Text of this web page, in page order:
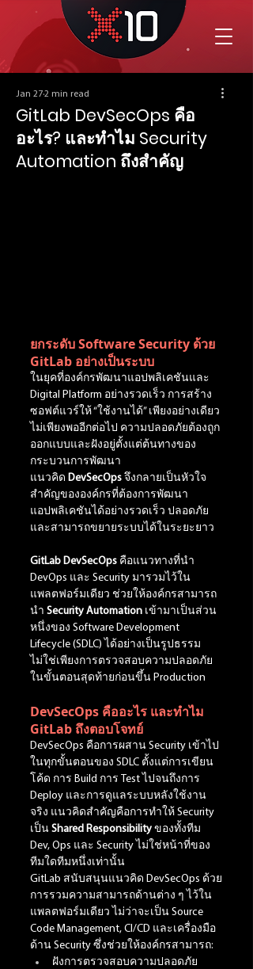
GitLab DevSecOps คือ
อะไร? และทำไม Security
Automation ถึงสำคัญ
Jan 272 min read
ยกระดับ Software Security ด้วย
GitLab อย่างเป็นระบบ
ในยุคที่องค์กรพัฒนาแอปพลิเคชันและ
Digital Platform อย่างรวดเร็ว การสร้าง
ซอฟต์แวร์ให้ “ใช้งานได้” เพียงอย่างเดียว
ไม่เพียงพออีกต่อไป ความปลอดภัยต้องถูก
ออกแบบและฝังอยู่ตั้งแต่ต้นทางของ
กระบวนการพัฒนา
แนวคิด DevSecOps จึงกลายเป็นหัวใจ
สำคัญขององค์กรที่ต้องการพัฒนา
แอปพลิเคชันได้อย่างรวดเร็ว ปลอดภัย
และสามารถขยายระบบได้ในระยะยาว
GitLab DevSecOps คือแนวทางที่นำ
DevOps และ Security มารวมไว้ใน
แพลตฟอร์มเดียว ช่วยให้องค์กรสามารถ
นำ Security Automation เข้ามาเป็นส่วน
หนึ่งของ Software Development
Lifecycle (SDLC) ได้อย่างเป็นรูปธรรม
ไม่ใช่เพียงการตรวจสอบความปลอดภัย
ในขั้นตอนสุดท้ายก่อนขึ้น Production
DevSecOps คืออะไร และทำไม
GitLab ถึงตอบโจทย์
DevSecOps คือการผสาน Security เข้าไป
ในทุกขั้นตอนของ SDLC ตั้งแต่การเขียน
โค้ด การ Build การ Test ไปจนถึงการ
Deploy และการดูแลระบบหลังใช้งาน
จริง แนวคิดสำคัญคือการทำให้ Security
เป็น Shared Responsibility ของทั้งทีม
Dev, Ops และ Security ไม่ใช่หน้าที่ของ
ทีมใดทีมหนึ่งเท่านั้น
GitLab สนับสนุนแนวคิด DevSecOps ด้วย
การรวมความสามารถด้านต่าง ๆ ไว้ใน
แพลตฟอร์มเดียว ไม่ว่าจะเป็น Source
Code Management, CI/CD และเครื่องมือ
ด้าน Security ซึ่งช่วยให้องค์กรสามารถ:
ฝังการตรวจสอบความปลอดภัย